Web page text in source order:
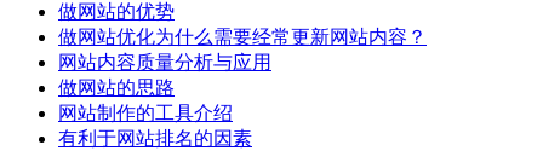
做网站的优势
做网站优化为什么需要经常更新网站内容？
网站内容质量分析与应用
做网站的思路
网站制作的工具介绍
有利于网站排名的因素